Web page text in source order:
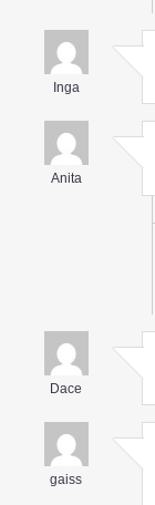
Inga
Anita
Dace
gaiss